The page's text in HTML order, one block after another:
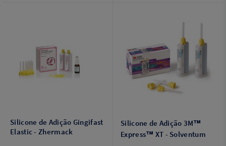
Silicone de Adição Gingifast
Elastic - Zhermack
Silicone de Adição 3M™
Express™ XT - Solventum